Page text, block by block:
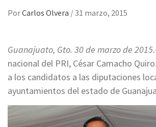
PorCarlos Olvera / 31 marzo, 2015
Guanajuato, Gto. 30 de marzo de
nacional del PRI, César Camacho
a los candidatos a las diputaciones
ayuntamientos del estado de